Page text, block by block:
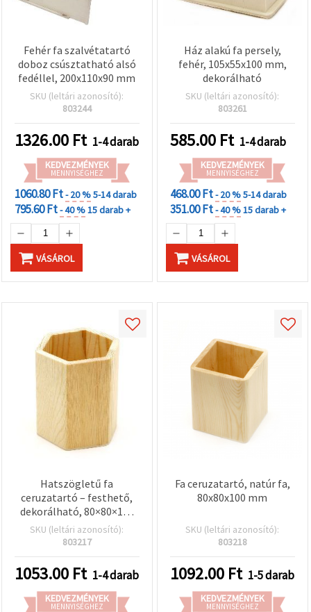
Fehér fa szalvétatartó
doboz csúsztatható alsó
fedéllel, 200x110x90 mm
SKU (leltári azonosító):
803244
1326.00 Ft 1-4 darab
KEDVEZMÉNYEK
MENNYISÉGHEZ
1060.80 Ft- 20 %5-14 darab
795.60 Ft- 40 %15 darab +
VÁSÁROL
Ház alakú fa persely,
fehér, 105x55x100 mm,
dekorálható
SKU (leltári azonosító):
803261
585.00 Ft 1-4 darab
KEDVEZMÉNYEK
MENNYISÉGHEZ
468.00 Ft- 20 %5-14 darab
351.00 Ft- 40 %15 darab +
VÁSÁROL
Hatszögletű fa
ceruzatartó – festhető,
dekorálható, 80×80×100
mm
SKU (leltári azonosító):
803217
1053.00 Ft 1-4 darab
KEDVEZMÉNYEK
MENNYISÉGHEZ
Fa ceruzatartó, natúr fa,
80x80x100 mm
SKU (leltári azonosító):
803218
1092.00 Ft 1-5 darab
KEDVEZMÉNYEK
MENNYISÉGHEZ